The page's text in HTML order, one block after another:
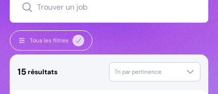
Trouver un job
Tous les filtres
15 résultats Tri par pertinence